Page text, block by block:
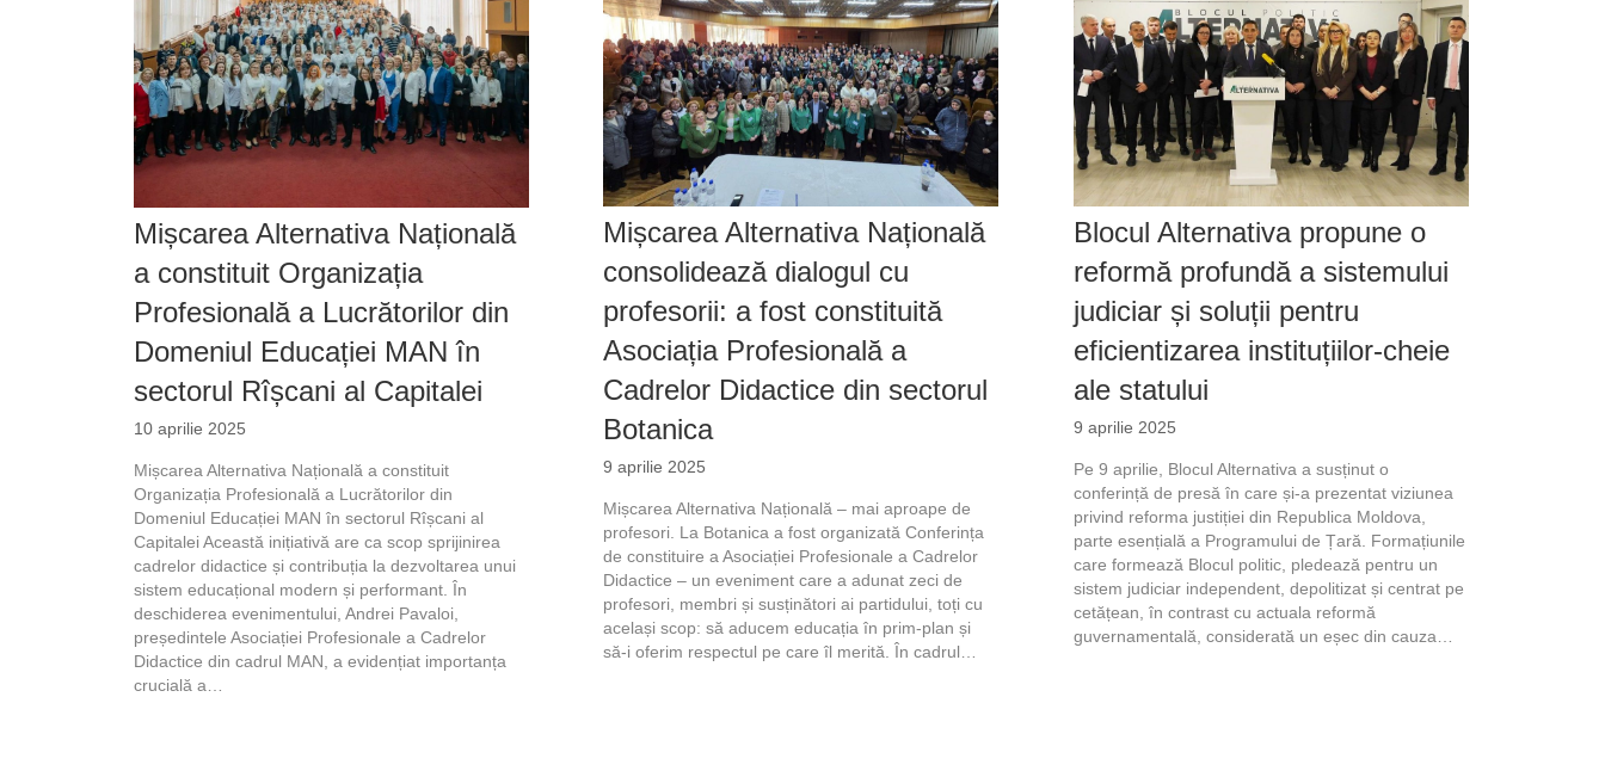
Mișcarea Alternativa Națională
a constituit Organizația
Profesională a Lucrătorilor din
Domeniul Educației MAN în
sectorul Rîșcani al Capitalei
10 aprilie 2025
Mișcarea Alternativa Națională a constituit
Organizația Profesională a Lucrătorilor din
Domeniul Educației MAN în sectorul Rîșcani al
Capitalei Această inițiativă are ca scop sprijinirea
cadrelor didactice și contribuția la dezvoltarea unui
sistem educațional modern și performant. În
deschiderea evenimentului, Andrei Pavaloi,
președintele Asociației Profesionale a Cadrelor
Didactice din cadrul MAN, a evidențiat importanța
crucială a…
Mișcarea Alternativa Națională
consolidează dialogul cu
profesorii: a fost constituită
Asociația Profesională a
Cadrelor Didactice din sectorul
Botanica
9 aprilie 2025
Mișcarea Alternativa Națională – mai aproape de
profesori. La Botanica a fost organizată Conferința
de constituire a Asociației Profesionale a Cadrelor
Didactice – un eveniment care a adunat zeci de
profesori, membri și susținători ai partidului, toți cu
același scop: să aducem educația în prim-plan și
să-i oferim respectul pe care îl merită. În cadrul…
Blocul Alternativa propune o
reformă profundă a sistemului
judiciar și soluții pentru
eficientizarea instituțiilor-cheie
ale statului
9 aprilie 2025
Pe 9 aprilie, Blocul Alternativa a susținut o
conferință de presă în care și-a prezentat viziunea
privind reforma justiției din Republica Moldova,
parte esențială a Programului de Țară. Formațiunile
care formează Blocul politic, pledează pentru un
sistem judiciar independent, depolitizat și centrat pe
cetățean, în contrast cu actuala reformă
guvernamentală, considerată un eșec din cauza…